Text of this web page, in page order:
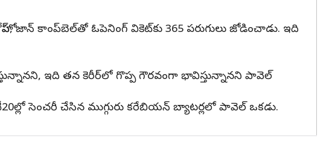
జాన్ కాంప్‌బెల్‌తో ఓపెనింగ్ వికెట్‌కు 365 పరుగులు జోడించాడు. ఇది
ఇది తన కెరీర్‌లో గొప్ప గౌరవంగా భావిస్తున్నానని పావెల్
సెంచరీ చేసిన ముగ్గురు కరేబియన్ బ్యాటర్లలో పావెల్ ఒకడు.